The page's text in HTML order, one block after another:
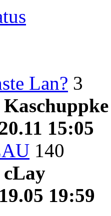
Lan? 3
Kaschuppke
15:05
140
cLay
19.05 19:59